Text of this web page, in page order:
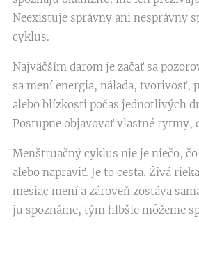
Neexistuje správny ani nesprávny
cyklus.
Najväčším darom je začať sa
sa mení energia, nálada, tvorivosť,
alebo blízkosti počas jednotlivých
Postupne objavovať vlastné rytmy,
Menštruačný cyklus nie je niečo,
alebo napraviť. Je to cesta. Živá
mesiac mení a zároveň zostáva
ju spoznáme, tým hlbšie môžeme